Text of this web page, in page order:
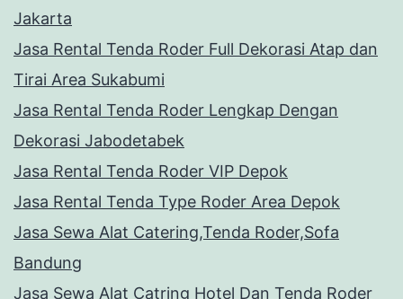
Jakarta
Jasa Rental Tenda Roder Full Dekorasi Atap dan
Tirai Area Sukabumi
Jasa Rental Tenda Roder Lengkap Dengan
Dekorasi Jabodetabek
Jasa Rental Tenda Roder VIP Depok
Jasa Rental Tenda Type Roder Area Depok
Jasa Sewa Alat Catering,Tenda Roder,Sofa
Bandung
Jasa Sewa Alat Catring Hotel Dan Tenda Roder